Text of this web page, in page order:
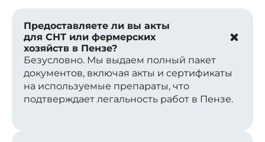
Предоставляете ли вы акты
для СНТ или фермерских
хозяйств в Пензе?
Безусловно. Мы выдаем полный пакет
документов, включая акты и сертификаты
на используемые препараты, что
подтверждает легальность работ в Пензе.